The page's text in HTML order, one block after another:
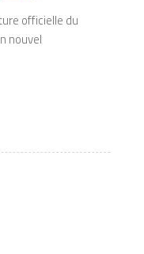
officielle du
nouvel